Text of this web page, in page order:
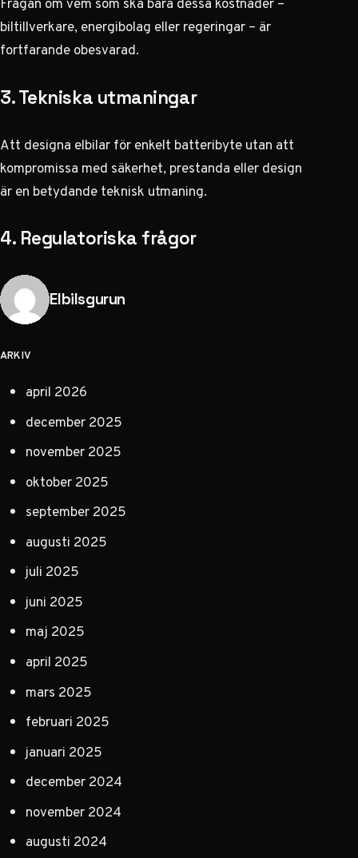
biltillverkare, energibolag eller regeringar – är
fortfarande obesvarad.
3. Tekniska utmaningar
Att designa elbilar för enkelt batteribyte utan att
kompromissa med säkerhet, prestanda eller design
är en betydande teknisk utmaning.
4. Regulatoriska frågor
Publicerad av
Elbilsgurun
ARKIV
april 2026
december 2025
november 2025
oktober 2025
september 2025
augusti 2025
juli 2025
juni 2025
maj 2025
april 2025
mars 2025
februari 2025
januari 2025
december 2024
november 2024
augusti 2024